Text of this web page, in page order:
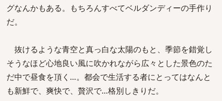
グなんかもある。もちろんすべてベルダンディーの手作り
だ。
抜けるような青空と真っ白な太陽のもと、季節を錯覚し
そうなほど心地良い風に吹かれながら広々とした景色のた
だ中で昼食を頂く…。都会で生活する者にとってはなんと
も新鮮で、爽快で、贅沢で…格別しきりだ。